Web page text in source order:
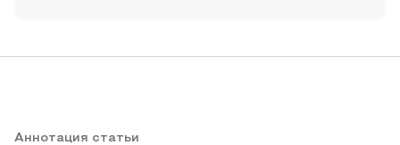
Аннотация статьи